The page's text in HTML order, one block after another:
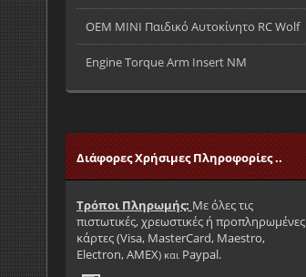
OEM MINI Παιδικό Αυτοκίνητο RC Wolf
Engine Torque Arm Insert NM
Διάφορες Χρήσιμες Πληροφορίες ..
Τρόποι Πληρωμής: Με όλες τις
πιστωτικές, χρεωστικές ή προπληρωμένες
κάρτες (Visa, MasterCard, Maestro,
Electron, AMEX) και Paypal.